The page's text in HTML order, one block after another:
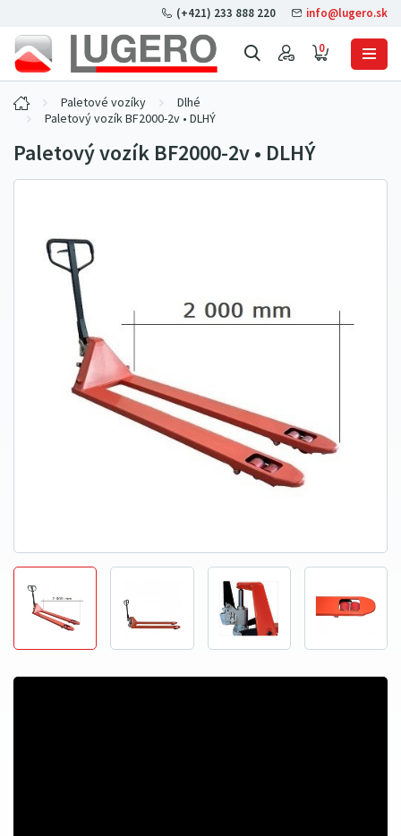
0
(+421) 233 888 220 info@lugero.sk
Paletové vozíky
Dlhé
Paletový vozík BF2000-2v • DLHÝ
Paletový vozík BF2000-2v • DLHÝ